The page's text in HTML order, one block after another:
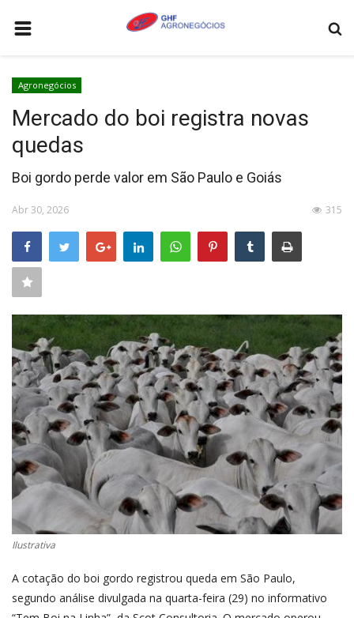
AGRONEGÓCIOS
LEILÕES
FEIRAS E EVENTOS
LOGÍSTICA
COTAÇÕES
COMO ANUNCIAR
COLUNISTA
CONTATO
CONECTE-SE
REGISTO
Agronegócios
Mercado do boi registra novas
quedas
Boi gordo perde valor em São Paulo e Goiás
Abr 30, 2026 315
Ilustrativa
A cotação do boi gordo registrou queda em São Paulo,
segundo análise divulgada na quarta-feira (29) no informativo